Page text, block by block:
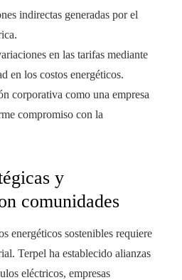
indirectas generadas por el
en las tarifas mediante
en los costos energéticos.
corporativa como una empresa
compromiso con la
y
comunidades
energéticos sostenibles requiere
Terpel ha establecido alianzas
eléctricos, empresas